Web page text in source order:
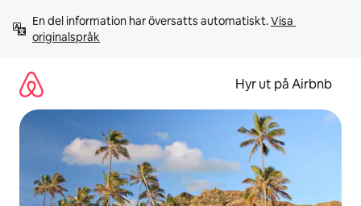
innehåll
En del information har översatts automatiskt. Visa
originalspråk
Hyr ut på Airbnb